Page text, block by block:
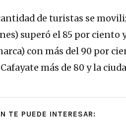
de turistas se
superó el 85 por ciento
con más del 90 por
Cafayate más de 80 y la
TE PUEDE INTERESAR: